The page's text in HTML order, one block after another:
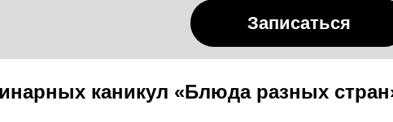
Записаться
каникул «Блюда разных